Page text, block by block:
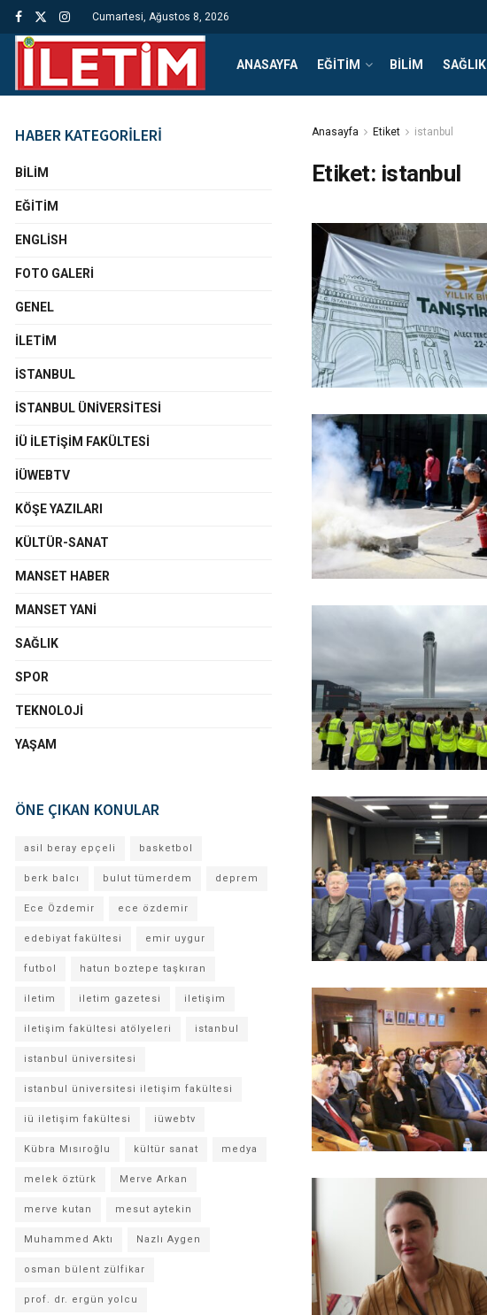
Cumartesi, Ağustos 8, 2026
ANASAYFA EĞITIM BILIM SAĞLIK
Anasayfa Etiket istanbul
Etiket: istanbul
HABER KATEGORİLERİ
BILIM
EĞITIM
ENGLISH
FOTO GALERI
GENEL
İLETIM
İSTANBUL
İSTANBUL ÜNIVERSITESI
İÜ İLETIŞIM FAKÜLTESI
İÜWEBTV
KÖŞE YAZILARI
KÜLTÜR-SANAT
MANSET HABER
MANSET YANI
SAĞLIK
SPOR
TEKNOLOJI
YAŞAM
ÖNE ÇIKAN KONULAR
asil beray epçeli basketbol
berk balcı bulut tümerdem deprem
Ece Özdemir ece özdemir
edebiyat fakültesi emir uygur
futbol hatun boztepe taşkıran
iletim iletim gazetesi iletişim
iletişim fakültesi atölyeleri istanbul
istanbul üniversitesi
istanbul üniversitesi iletişim fakültesi
iü iletişim fakültesi iüwebtv
Kübra Mısıroğlu kültür sanat medya
melek öztürk Merve Arkan
merve kutan mesut aytekin
Muhammed Aktı Nazlı Aygen
osman bülent zülfikar
prof. dr. ergün yolcu